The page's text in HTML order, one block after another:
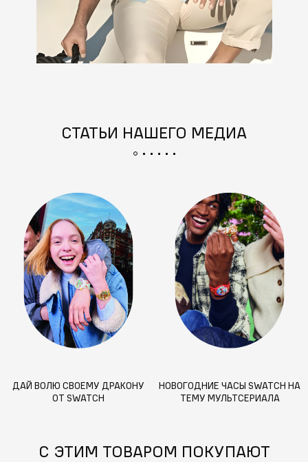
СТАТЬИ НАШЕГО МЕДИА
ДАЙ ВОЛЮ СВОЕМУ ДРАКОНУ
ОТ SWATCH
НОВОГОДНИЕ ЧАСЫ SWATCH НА
ТЕМУ МУЛЬТСЕРИАЛА
С ЭТИМ ТОВАРОМ ПОКУПАЮТ